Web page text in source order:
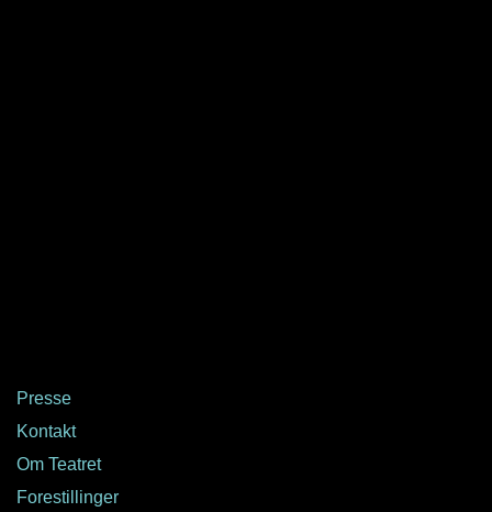
Presse
Kontakt
Om Teatret
Forestillinger